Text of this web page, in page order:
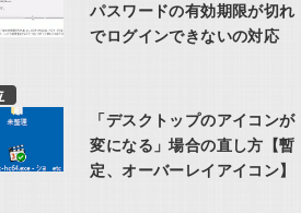
パスワードの有効期限が切れ
でログインできないの対応
「デスクトップのアイコンが
変になる」場合の直し方【暫
定、オーバーレイアイコン】